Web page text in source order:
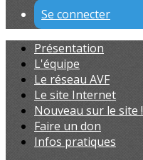
Se connecter
Présentation
L'équipe
Le réseau AVF
Le site Internet
Nouveau sur le site !
Faire un don
Infos pratiques